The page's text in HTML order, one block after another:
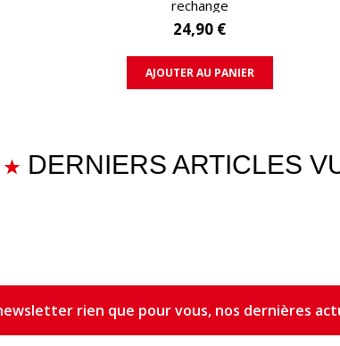
rechange
24,90 €
AJOUTER AU PANIER
DERNIERS ARTICLES
rien que pour vous, nos dernières